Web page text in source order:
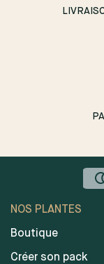
NOS PLANTES
Boutique
Créer son pack